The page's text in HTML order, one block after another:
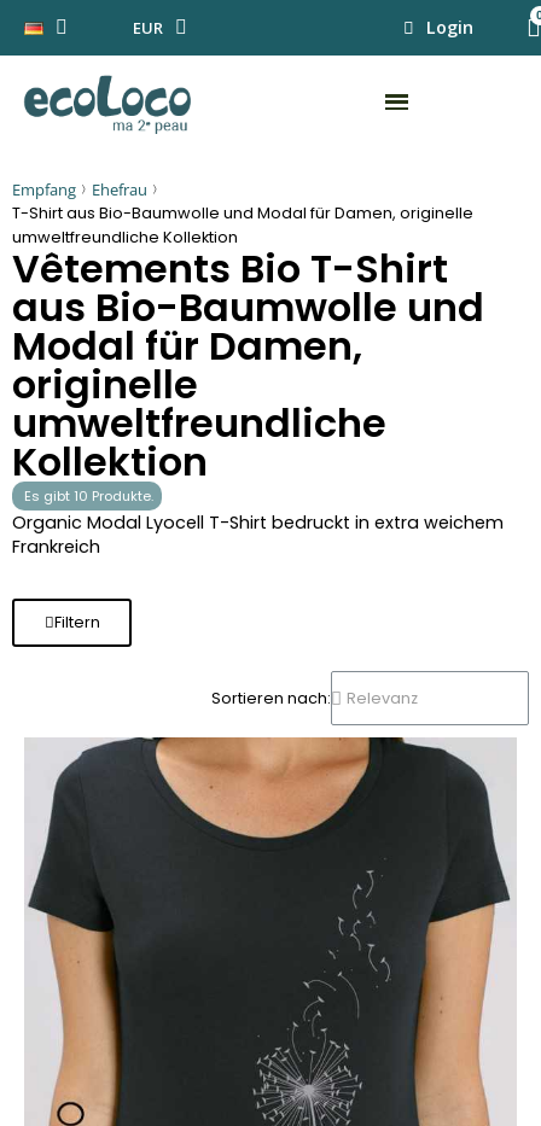
EUR Login
Empfang Ehefrau
T-Shirt aus Bio-Baumwolle und Modal für Damen, originelle
umweltfreundliche Kollektion
Vêtements Bio T-Shirt
aus Bio-Baumwolle und
Modal für Damen,
originelle
umweltfreundliche
Kollektion
Es gibt 10 Produkte.
Organic Modal Lyocell T-Shirt bedruckt in extra weichem
Frankreich
Filtern
Sortieren nach: